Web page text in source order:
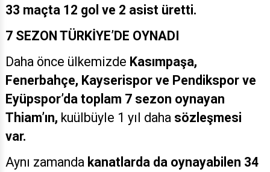
33 maçta 12 gol ve 2 asist üretti.
7 SEZON TÜRKİYE’DE OYNADI
Daha önce ülkemizde Kasımpaşa,
Fenerbahçe, Kayserispor ve Pendikspor ve
Eyüpspor’da toplam 7 sezon oynayan
Thiam’ın, kuülbüyle 1 yıl daha sözleşmesi
var.
Aynı zamanda kanatlarda da oynayabilen 34